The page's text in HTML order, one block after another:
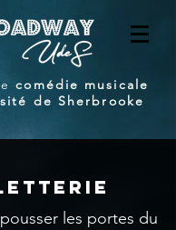
comédie musicale
de Sherbrooke
les portes du